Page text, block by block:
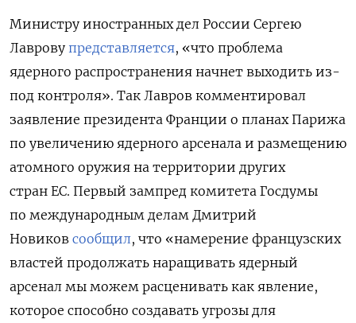
Министру иностранных дел России Сергею
Лаврову представляется, «что проблема
ядерного распространения начнет выходить из-
под контроля». Так Лавров комментировал
заявление президента Франции о планах Парижа
по увеличению ядерного арсенала и размещению
атомного оружия на территории других
стран ЕС. Первый зампред комитета Госдумы
по международным делам Дмитрий
Новиков сообщил, что «намерение французских
властей продолжать наращивать ядерный
арсенал мы можем расценивать как явление,
которое способно создавать угрозы для